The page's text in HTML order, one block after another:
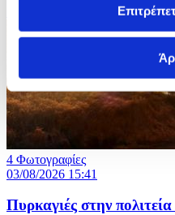
4 Φωτογραφίες
03/08/2026 15:41
Πυρκαγιές στην